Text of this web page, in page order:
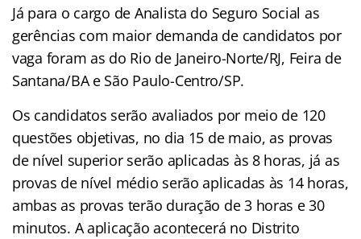
Já para o cargo de Analista do Seguro Social as
gerências com maior demanda de candidatos por
vaga foram as do Rio de Janeiro-Norte/RJ, Feira de
Santana/BA e São Paulo-Centro/SP.
Os candidatos serão avaliados por meio de 120
questões objetivas, no dia 15 de maio, as provas
de nível superior serão aplicadas às 8 horas, já as
provas de nível médio serão aplicadas às 14 horas,
ambas as provas terão duração de 3 horas e 30
minutos. A aplicação acontecerá no Distrito